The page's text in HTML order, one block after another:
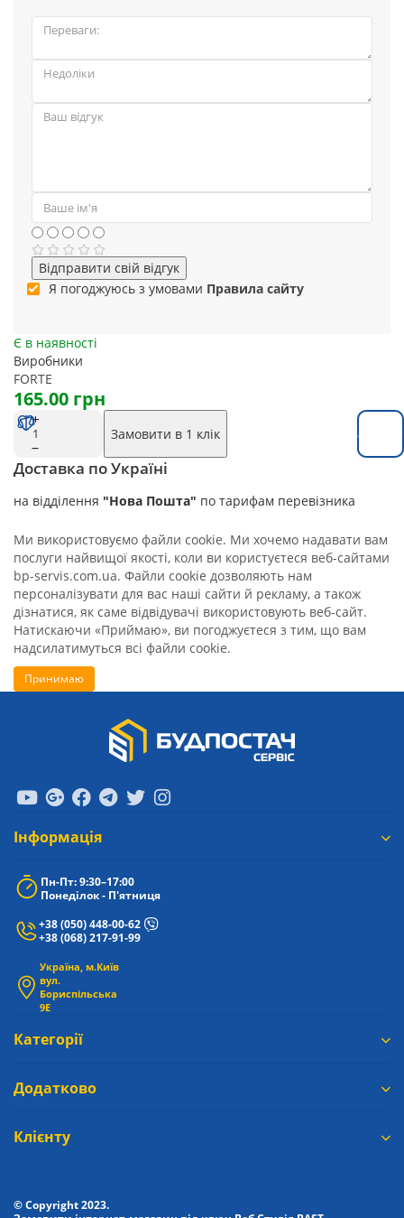
Відправити свій відгук
Я погоджуюсь з умовами Правила сайту
Є в наявності
Виробники
FORTE
165.00 грн
Замовити в 1 клік
Доставка по Україні
на відділення "Нова Пошта" по тарифам перевізника
Ми використовуємо файли cookie. Ми хочемо надавати вам
послуги найвищої якості, коли ви користуєтеся веб-сайтами
bp-servis.com.ua. Файли cookie дозволяють нам
персоналізувати для вас наші сайти й рекламу, а також
дізнатися, як саме відвідувачі використовують веб-сайт.
Натискаючи «Приймаю», ви погоджуєтеся з тим, що вам
надсилатимуться всі файли cookie.
Принимаю
Iнформація
Пн-Пт: 9:30–17:00
Понеділок - П'ятниця
+38 (050) 448-00-62
+38 (068) 217-91-99
Україна, м.Київ
вул.
Бориспільська
9Е
Категорії
Додатково
Клієнту
© Copyright 2023.